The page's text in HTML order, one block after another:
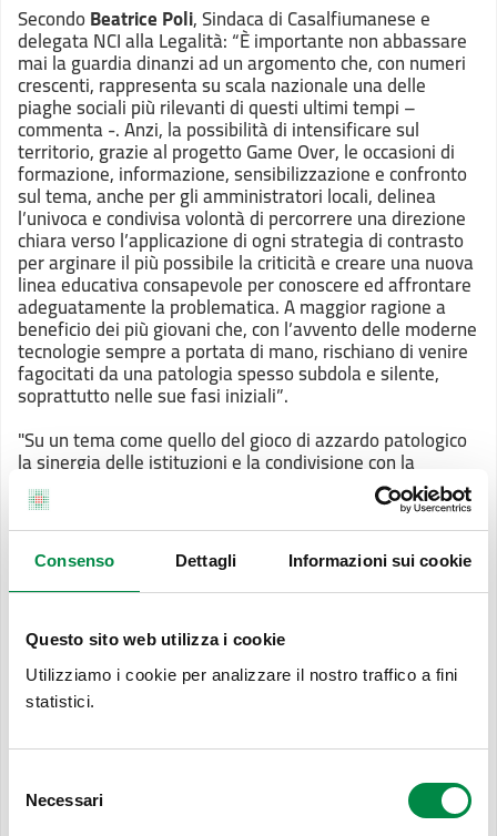
Consenso Dettagli Informazioni sui cookie
Questo sito web utilizza i cookie
Utilizziamo i cookie per analizzare il nostro traffico a fini
statistici.
delNecessari
SecondoBeatrice Poli, Sindaca di Casalfiumanese e
delegata NCI alla Legalità:“È importante non abbassare
mai la guardia dinanzi ad un argomento che, con numeri
crescenti, rappresenta su scala nazionale una delle
piaghe sociali più rilevanti di questi ultimi tempi –
commenta -.Anzi, la possibilità di intensificare sul
territorio, grazie al progetto Game Over, le occasioni di
formazione, informazione, sensibilizzazione e confronto
sul tema, anche per gli amministratori locali, delinea
l’univoca e condivisa volontà di percorrere una direzione
chiara verso l’applicazione di ogni strategia di contrasto
per arginare il più possibile la criticità e creare una nuova
linea educativa consapevole per conoscere ed affrontare
adeguatamente la problematica. A maggior ragione a
beneficio dei più giovani che, con l’avvento delle moderne
tecnologie sempre a portata di mano, rischiano di venire
fagocitati da una patologia spesso subdola e silente,
soprattutto nelle sue fasi iniziali”.
"Su un tema come quello del gioco di azzardo patologico
la sinergia delle istituzioni e la condivisione con la
comunità è un elemento prioritario - spiega il Dottor
Stefano Gardenghi , Direttore del SerDP dell’Ausl di Imola
- Da molti anni il nostro servizio svolge un'attività
intensa nelle scuole su questi temi, tramite l'approccio
educativo della peer education e contestualmente porta
avanti il progetto GAP per il monitoraggio del gioco
percorso infoeducativo con gli stakeholder del territorio
(baristi, gestori locali, ex consumatori ecc.) e con la
presenza di punti di ascolto ed informazione nelle
immediate vicinanze dei luoghi in cui si gioca. Questo
coinvolgimento più ampio di tutta la comunità".
Ilcalendario completo delle iniziative e attività previste
dal progetto Game Over è attualmente